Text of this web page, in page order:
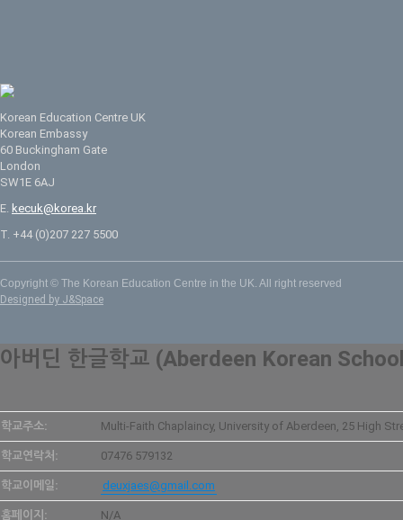
Korean Education Centre UK
Korean Embassy
60 Buckingham Gate
London
SW1E 6AJ
E. kecuk@korea.kr
T. +44 (0)207 227 5500
Copyright © The Korean Education Centre in the UK. All right reserved
Designed by J&Space
아버딘 한글학교 (Aberdeen Korean
학교주소: Multi-Faith Chaplaincy, University of Aberdeen, 25 High
학교연락처: 07476 579132
학교이메일: deuxjaes@gmail.com
홈페이지: N/A